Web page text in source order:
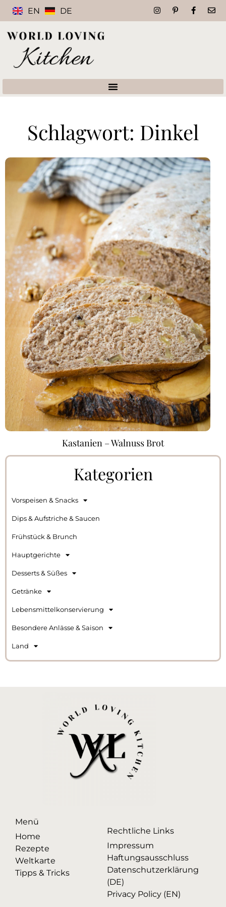
EN DE
Schlagwort: Dinkel
Kastanien – Walnuss Brot
Kategorien
Vorspeisen & Snacks
Dips & Aufstriche & Saucen
Frühstück & Brunch
Hauptgerichte
Desserts & Süßes
Getränke
Lebensmittelkonservierung
Besondere Anlässe & Saison
Land
Menü
Home
Rezepte
Weltkarte
Tipps & Tricks
Rechtliche Links
Impressum
Haftungsausschluss
Datenschutzerklärung
(DE)
Privacy Policy (EN)